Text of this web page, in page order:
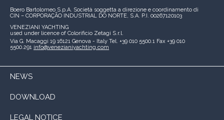
Boero Bartolomeo S.p.A. Società soggetta a direzione e coordinamento di
CIN – CORPORAÇÃO INDUSTRIAL DO NORTE, S.A. P.I. 00267120103
VENEZIANI YACHTING
used under licence of Colorificio Zetagi S.r.l.
Via G. Macaggi 19 16121 Genova - Italy Tel. +39 010 5500.1 Fax +39 010
5500.291 info@venezianiyachting.com
NEWS
DOWNLOAD
LEGAL NOTICE